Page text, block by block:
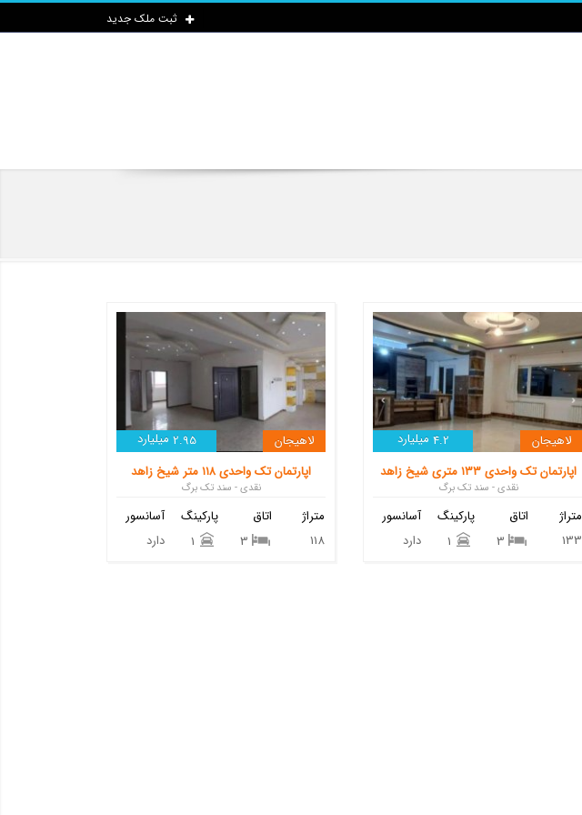
ثبت ملک جدید
2.95 میلیارد
لاهیجان
اپارتمان تک واحدی ۱۱۸ متر شیخ زاهد
نقدی - سند تک برگ
آسانسور
دارد
پارکینگ
اتاق
متراژ
118
4.2 میلیارد
لاهیجان
اپارتمان تک واحدی ۱۳۳ متری شیخ زاهد
نقدی - سند تک برگ
آسانسور
دارد
پارکینگ
اتاق
متراژ
133